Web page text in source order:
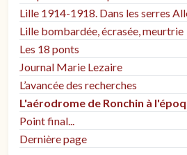
Lille 1914-1918. Dans les serres
Lille bombardée, écrasée, meurtrie
Les 18 ponts
Journal Marie Lezaire
L’avancée des recherches
L'aérodrome de Ronchin à
Point final...
Dernière page